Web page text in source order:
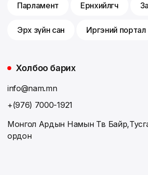
Парламент Ерөнхийлөгч
Эрх зүйн сан Иргэний портал
Холбоо барих
info@nam.mn
+(976) 7000-1921
Монгол Ардын Намын Төв
ордон